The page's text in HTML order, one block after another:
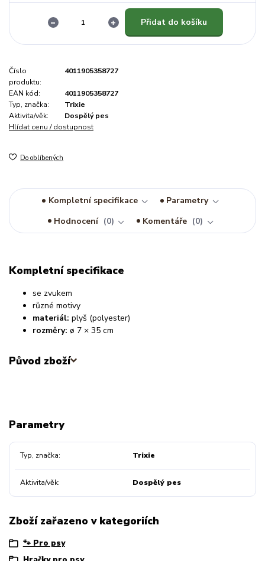
Přidat do košíku
Číslo
produktu:
4011905358727
EAN kód:
4011905358727
Typ, značka:
Trixie
Aktivita/věk:
Dospělý pes
Hlídat cenu / dostupnost
Do oblíbených
Kompletní specifikace
Parametry
Hodnocení
0 Komentáře 0
Kompletní specifikace
se zvukem
různé motivy
materiál: plyš (polyester)
rozměry: ø 7 × 35 cm
Původ zboží
Parametry
Typ, značka Trixie
Aktivita/věk Dospělý pes
Zboží zařazeno v kategoriích
🐾 Pro psy